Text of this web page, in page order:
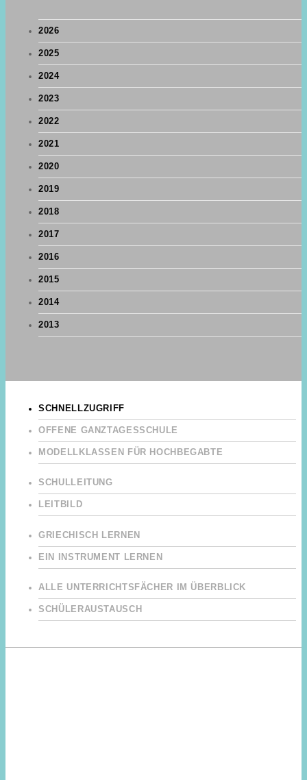
2026
2025
2024
2023
2022
2021
2020
2019
2018
2017
2016
2015
2014
2013
SCHNELLZUGRIFF
OFFENE GANZTAGESSCHULE
MODELLKLASSEN FÜR HOCHBEGABTE
SCHULLEITUNG
LEITBILD
GRIECHISCH LERNEN
EIN INSTRUMENT LERNEN
ALLE UNTERRICHTSFÄCHER IM ÜBERBLICK
SCHÜLERAUSTAUSCH